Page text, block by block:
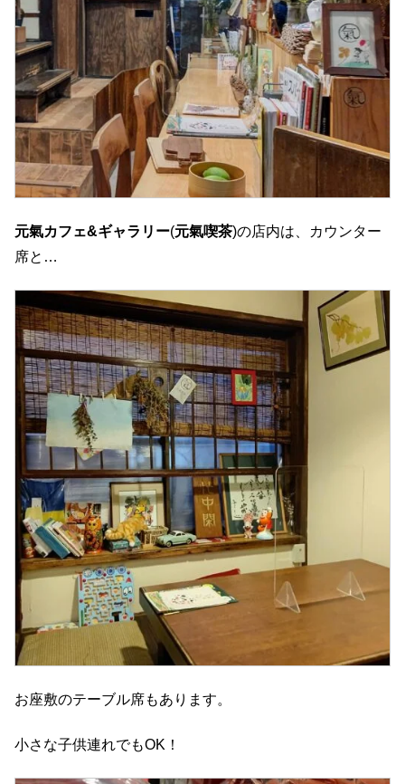
元氣カフェ&ギャラリー(元氣喫茶)の店内は、カウンター
席と…
お座敷のテーブル席もあります。
小さな子供連れでもOK！